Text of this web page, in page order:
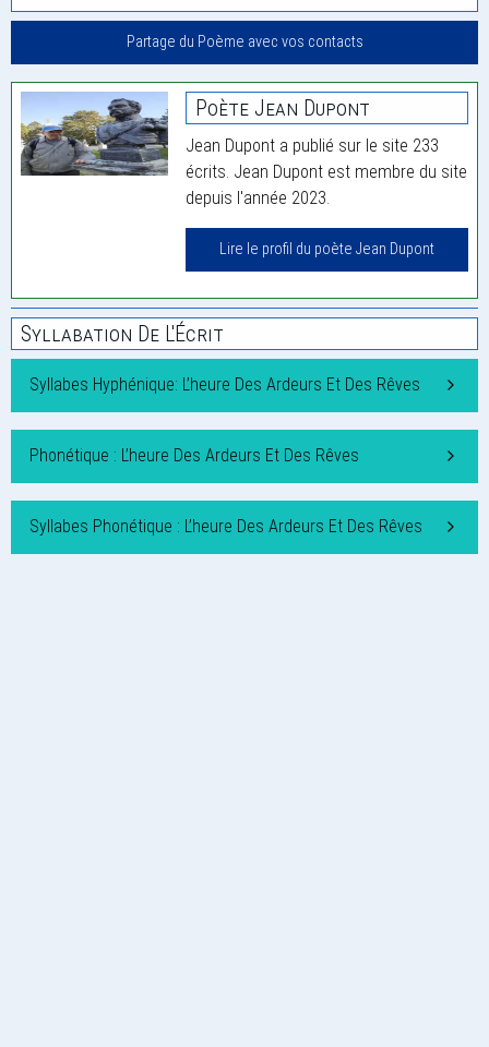
Partage du Poème avec vos contacts
Poète Jean Dupont
Jean Dupont a publié sur le site 233
écrits. Jean Dupont est membre du site
depuis l'année 2023.
Lire le profil du poète Jean Dupont
Syllabation De L'Écrit
Syllabes Hyphénique: L’heure Des Ardeurs Et Des Rêves
Phonétique : L’heure Des Ardeurs Et Des Rêves
Syllabes Phonétique : L’heure Des Ardeurs Et Des Rêves